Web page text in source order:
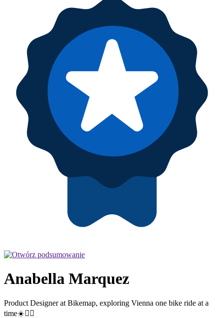
Anabella Marquez
Product Designer at Bikemap, exploring Vienna one bike ride at a
time☀️🚴‍♀️